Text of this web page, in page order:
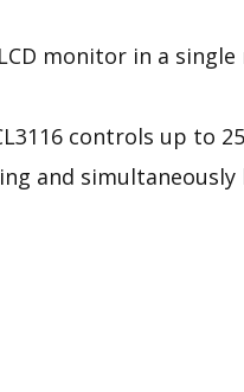
monitor in a
controls up to
and